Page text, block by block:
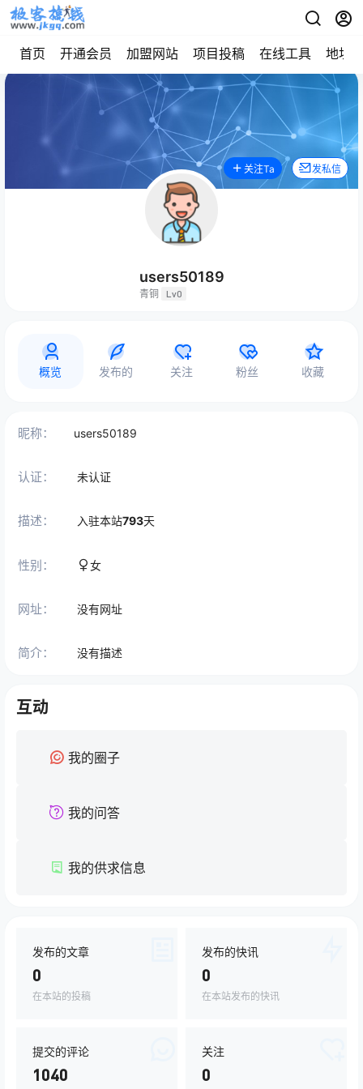
首页 开通会员 加盟网站 项目投稿 在线工具 地址
users50189
青铜 Lv0
关注Ta 发私信
概览 发布的 关注 粉丝 收藏
昵称： users50189
认证： 未认证
描述： 入驻本站793天
性别： 女
网址： 没有网址
简介： 没有描述
互动
我的圈子
我的问答
我的供求信息
发布的文章
0
在本站的投稿
发布的快讯
0
在本站发布的快讯
提交的评论
1040
关注
0